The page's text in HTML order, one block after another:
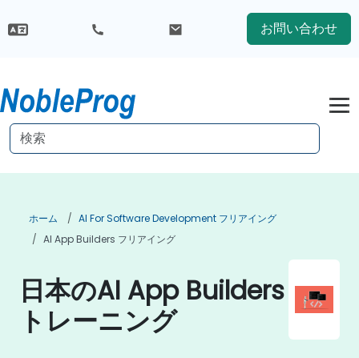
お問い合わせ
ホーム
AI For Software Development フリアイング
AI App Builders フリアイング
日本のAI App Builders
トレーニング